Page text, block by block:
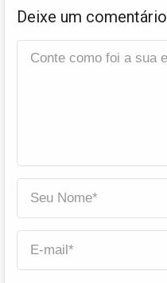
Deixe um comentário